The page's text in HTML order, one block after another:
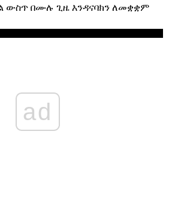
ውስጥ በሙሉ ጊዜ እንዳናባክን ለመቋቋም
ad